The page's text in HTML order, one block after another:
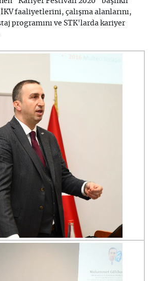
faaliyetlerini, çalışma alanlarını,
programını ve STK'larda kariyer